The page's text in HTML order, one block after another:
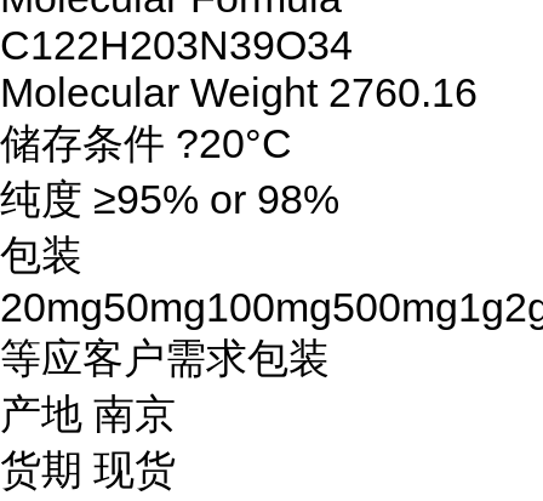
C122H203N39O34
Molecular Weight 2760.16
储存条件 ?20°C
纯度 ≥95% or 98%
包装
等应客户需求包装
产地 南京
货期 现货